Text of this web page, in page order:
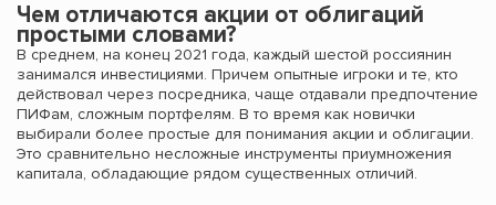
Чем отличаются акции от облигаций
простыми словами?
В среднем, на конец 2021 года, каждый шестой россиянин
занимался инвестициями. Причем опытные игроки и те, кто
действовал через посредника, чаще отдавали предпочтение
ПИФам, сложным портфелям. В то время как новички
выбирали более простые для понимания акции и облигации.
Это сравнительно несложные инструменты приумножения
капитала, обладающие рядом существенных отличий.